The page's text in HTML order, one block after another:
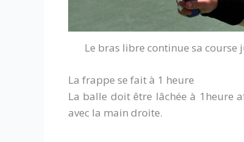
Le bras libre continue sa course
La frappe se fait à 1 heure
La balle doit être lâchée à 1heure
avec la main droite.